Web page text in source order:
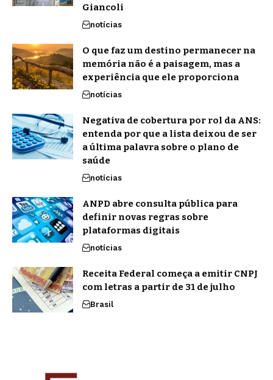
Giancoli
notícias
O que faz um destino permanecer na
memória não é a paisagem, mas a
experiência que ele proporciona
notícias
Negativa de cobertura por rol da ANS:
entenda por que a lista deixou de ser
a última palavra sobre o plano de
saúde
notícias
ANPD abre consulta pública para
definir novas regras sobre
plataformas digitais
notícias
Receita Federal começa a emitir CNPJ
com letras a partir de 31 de julho
Brasil